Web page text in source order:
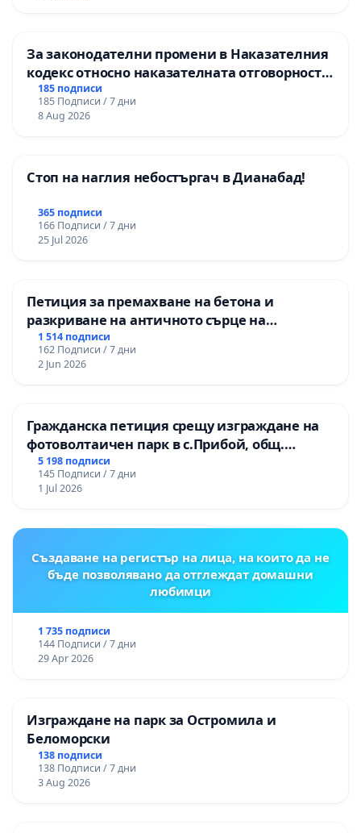
За законодателни промени в Наказателния
кодекс относно наказателната отговорност
на непълнолетните при особено тежки
умишлени престъпления
185 подписи
185 Подписи / 7 дни
8 Aug 2026
Стоп на наглия небостъргач в Дианабад!
365 подписи
166 Подписи / 7 дни
25 Jul 2026
Петиция за премахване на бетона и
разкриване на античното сърце на
Могиланската могила във Враца
1 514 подписи
162 Подписи / 7 дни
2 Jun 2026
Гражданска петиция срещу изграждане на
фотоволтаичен парк в с.Прибой, общ.
Радомир
5 198 подписи
145 Подписи / 7 дни
1 Jul 2026
Създаване на регистър на лица, на които да не
бъде позволявано да отглеждат домашни
любимци
1 735 подписи
144 Подписи / 7 дни
29 Apr 2026
Изграждане на парк за Остромила и
Беломорски
138 подписи
138 Подписи / 7 дни
3 Aug 2026